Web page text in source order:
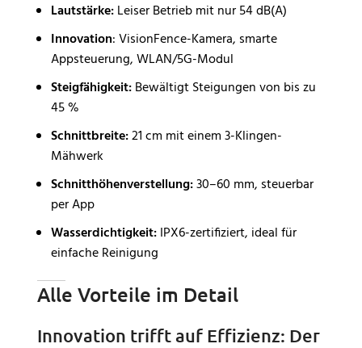
Lautstärke:Leiser Betrieb mit nur 54 dB(A)
Innovation: VisionFence-Kamera, smarte
Appsteuerung, WLAN/5G-Modul
Steigfähigkeit:Bewältigt Steigungen von bis zu
45 %
Schnittbreite:21 cm mit einem 3-Klingen-
Mähwerk
Schnitthöhenverstellung:30–60 mm, steuerbar
per App
Wasserdichtigkeit:IPX6-zertifiziert, ideal für
einfache Reinigung
Alle Vorteile im Detail
Innovation trifft auf Effizienz: Der